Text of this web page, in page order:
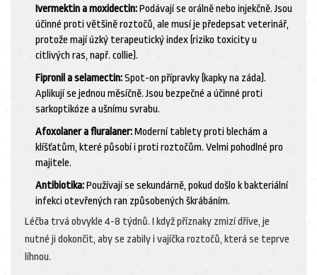
Ivermektin a moxidectin:Podávají se orálně nebo injekčně. Jsou
účinné proti většině roztočů, ale musí je předepsat veterinář,
protože mají úzký terapeutický index (riziko toxicity u
citlivých ras, např. collie).
Fipronil a selamectin:Spot-on přípravky (kapky na záda).
Aplikují se jednou měsíčně. Jsou bezpečné a účinné proti
sarkoptikóze a ušnímu svrabu.
Afoxolaner a fluralaner:Moderní tablety proti blechám a
klíšťatům, které působí i proti roztočům. Velmi pohodlné pro
majitele.
Antibiotika:Používají se sekundárně, pokud došlo k bakteriální
infekci otevřených ran způsobených škrábáním.
Léčba trvá obvykle 4-8 týdnů. I když příznaky zmizí dříve, je
nutné ji dokončit, aby se zabily i vajíčka roztočů, která se teprve
líhnou.